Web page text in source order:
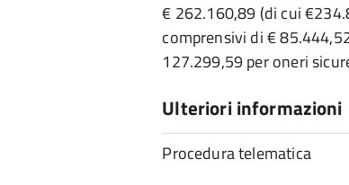
€ 262.160,89 (di cui
comprensivi di €
127.299,59 per oneri
Ulteriori informazioni
Procedura telematica